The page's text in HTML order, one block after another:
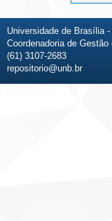
Universidade de Brasília
Coordenadoria de
(61) 3107-2683
repositorio@unb.br